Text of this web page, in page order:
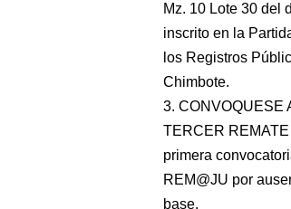
Mz. 10 Lote 30 del
inscrito en la
los Registros
Chimbote.
3. CONVOQUESE
TERCER
primera
REM@JU por
base.